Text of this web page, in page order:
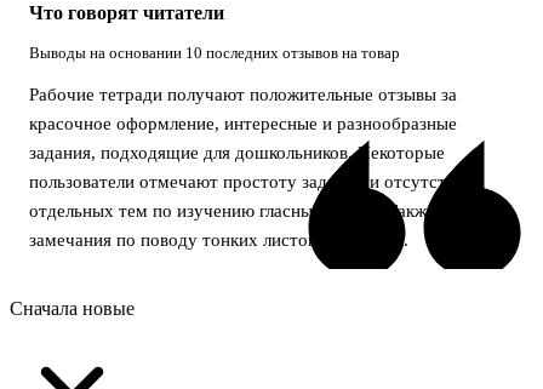
Что говорят читатели
Выводы на основании 10 последних отзывов на товар
Рабочие тетради получают положительные отзывы за
красочное оформление, интересные и разнообразные
задания, подходящие для дошкольников. Некоторые
пользователи отмечают простоту заданий и отсутствие
отдельных тем по изучению гласных звуков. Также есть
замечания по поводу тонких листов и обложки.
Сначала новые